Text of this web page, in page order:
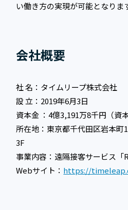
い働き方の実現が可能となりま
会社概要
社 名：タイムリープ株式会社
設 立：2019年6月3日
資本金 ：4億3,191万8千円（資
所在地：東京都千代田区岩本町
3F
事業内容：遠隔接客サービス「
Webサイト： https://